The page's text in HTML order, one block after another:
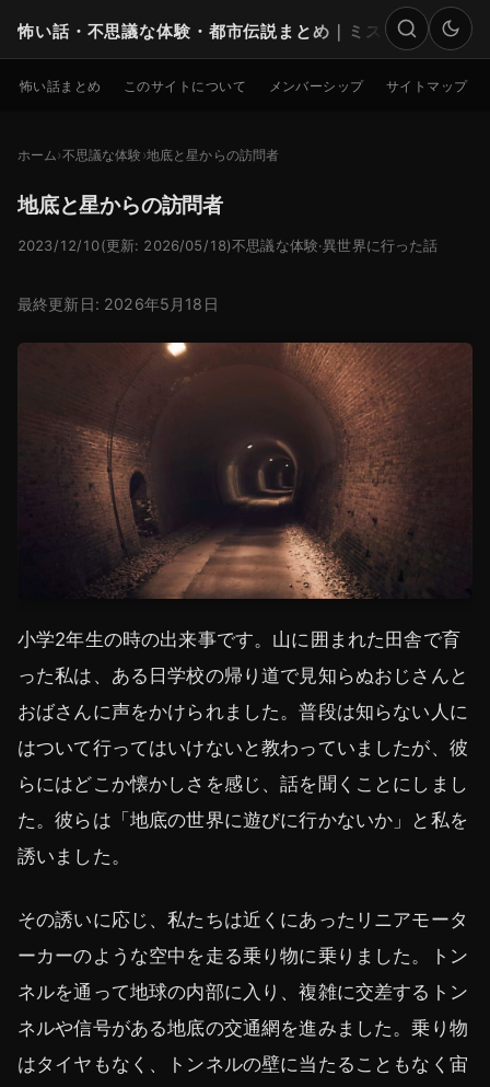
怖い話・不思議な体験・都市伝説まとめ｜ミステリー
検索
怖い話まとめ このサイトについて メンバーシップ サイトマップ
ホーム 不思議な体験 地底と星からの訪問者
地底と星からの訪問者
2023/12/10(更新: 2026/05/18)不思議な体験·異世界に行った話
最終更新日: 2026年5月18日
小学2年生の時の出来事です。山に囲まれた田舎で育
った私は、ある日学校の帰り道で見知らぬおじさんと
おばさんに声をかけられました。普段は知らない人に
はついて行ってはいけないと教わっていましたが、彼
らにはどこか懐かしさを感じ、話を聞くことにしまし
た。彼らは「地底の世界に遊びに行かないか」と私を
誘いました。
その誘いに応じ、私たちは近くにあったリニアモータ
ーカーのような空中を走る乗り物に乗りました。トン
ネルを通って地球の内部に入り、複雑に交差するトン
ネルや信号がある地底の交通網を進みました。乗り物
はタイヤもなく、トンネルの壁に当たることもなく宙